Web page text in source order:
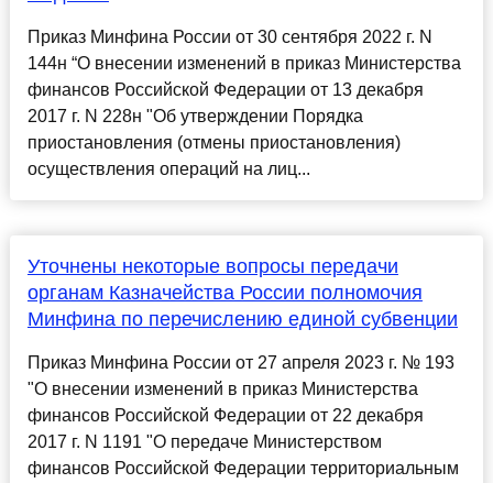
Приказ Минфина России от 30 сентября 2022 г. N
144н “О внесении изменений в приказ Министерства
финансов Российской Федерации от 13 декабря
2017 г. N 228н "Об утверждении Порядка
приостановления (отмены приостановления)
осуществления операций на лиц...
Уточнены некоторые вопросы передачи
органам Казначейства России полномочия
Минфина по перечислению единой субвенции
Приказ Минфина России от 27 апреля 2023 г. № 193
"О внесении изменений в приказ Министерства
финансов Российской Федерации от 22 декабря
2017 г. N 1191 "О передаче Министерством
финансов Российской Федерации территориальным